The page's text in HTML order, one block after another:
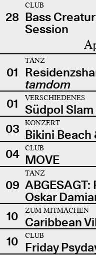
28
CLUB
Bass
Session
01
TANZ
tamdom
01
VERSCHIEDENES
Südpol Slam
03
KONZERT
Bikini Beach
04
CLUB
MOVE
09
TANZ
Oskar
10
ZUM MITMACHEN
Caribbean
10
CLUB
Friday